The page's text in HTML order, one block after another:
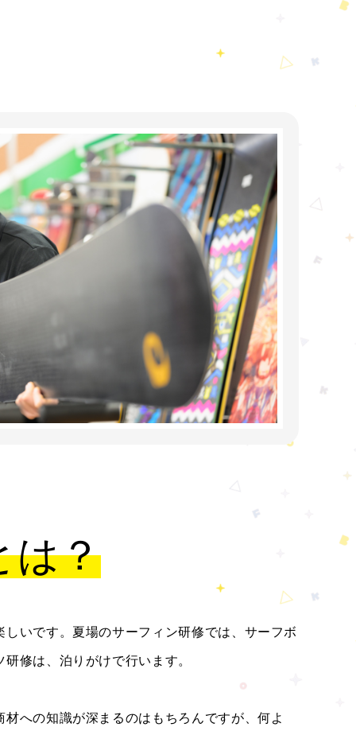
は？
いです。夏場のサーフィン研修では、サーフボ
修は、泊りがけで行います。
への知識が深まるのはもちろんですが、何よ